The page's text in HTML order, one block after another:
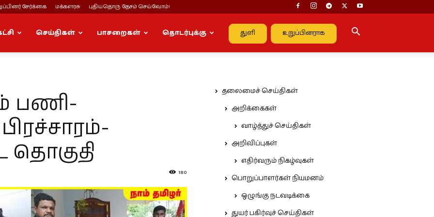
சேர்க்கை மக்களரசு புதியதொரு தேசம் செய்வோம்!
துளி உறுப்பினராக
செய்திகள் பாசறைகள் தொடர்புக்கு
பணி-
180
தலைமைச் செய்திகள்
அறிக்கைகள்
வாழ்த்துச் செய்திகள்
அறிவிப்புகள்
எதிர்வரும் நிகழ்வுகள்
பொறுப்பாளர்கள் நியமனம்
ஒழுங்கு நடவடிக்கை
துயர் பகிர்வுச் செய்திகள்